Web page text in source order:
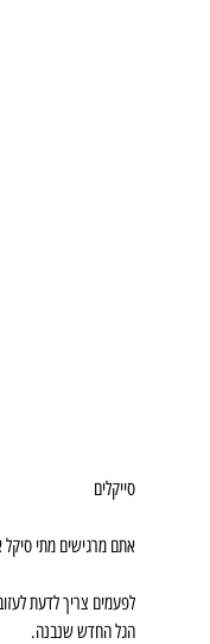
סייקלים
אתם מרגישים מתי
לפעמים צריך לדעת
הגל החדש שנבנה.